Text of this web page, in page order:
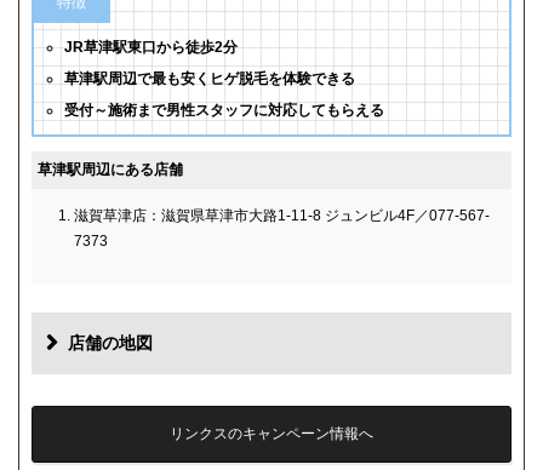
JR草津駅東口から徒歩2分
草津駅周辺で最も安くヒゲ脱毛を体験できる
受付～施術まで男性スタッフに対応してもらえる
草津駅周辺にある店舗
滋賀草津店：滋賀県草津市大路1-11-8 ジュンビル4F／077-567-
7373
店舗の地図
リンクスのキャンペーン情報へ